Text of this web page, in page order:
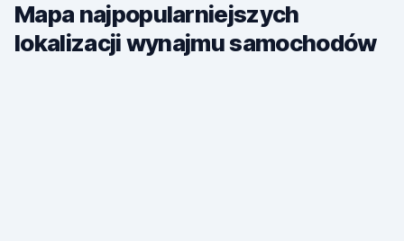
Mapa najpopularniejszych
lokalizacji wynajmu samochodów